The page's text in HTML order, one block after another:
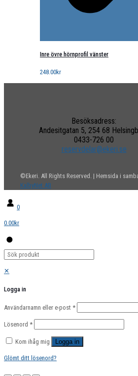
Inre övre hörnprofil vänster
248.00kr
Besöksadress:
Andesitgatan 5, 254 68
0433-726 00
reservdelar@ekeri.se
©Ekeri. All Rights Reserved. | Hemsida i
KalbyNet AB
0
0.00kr
✕
Logga in
Användarnamn eller e-post *
Lösenord *
Kom ihåg mig Logga in
Glömt ditt lösenord?